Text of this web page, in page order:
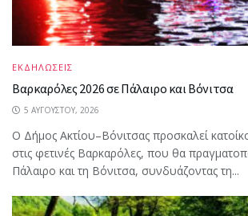
ΕΚΔΗΛΩΣΕΙΣ
Βαρκαρόλες 2026 σε Πάλαιρο και Βόνιτσα
5 ΑΥΓΟΎΣΤΟΥ, 2026
Ο Δήμος Ακτίου–Βόνιτσας προσκαλεί
στις φετινές Βαρκαρόλες, που θα
Πάλαιρο και τη Βόνιτσα, συνδυάζοντας τη...